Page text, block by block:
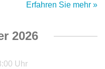
Erfahren Sie mehr »
2026
Uhr